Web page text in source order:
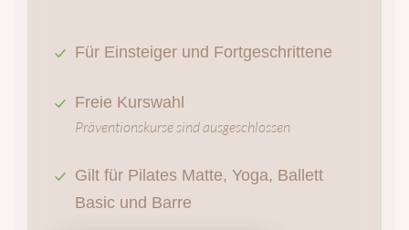
Für Einsteiger und Fortgeschrittene
Freie Kurswahl
Präventionskurse sind ausgeschlossen
Gilt für Pilates Matte, Yoga, Ballett
Basic und Barre